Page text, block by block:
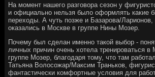
На момент нашего разговора сезон у
и официально нельзя было оформлять какие
переходы. А чуть позже и Базарова/
оказались в Москве в группе Нины Мозер.
Почему был сделан именно такой выбор -
личных причин очень хотела тренироваться
группе Мозер, благодаря тому, что там
Татьяна Волосожар/Максим Траньков,
фантастически комфортные условия для